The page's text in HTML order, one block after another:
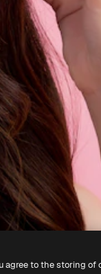
agree to the storing